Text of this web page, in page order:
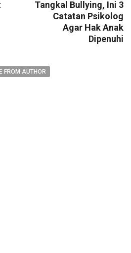
Tangkal Bullying, Ini 3
Catatan Psikolog
Agar Hak Anak
Dipenuhi
FROM AUTHOR